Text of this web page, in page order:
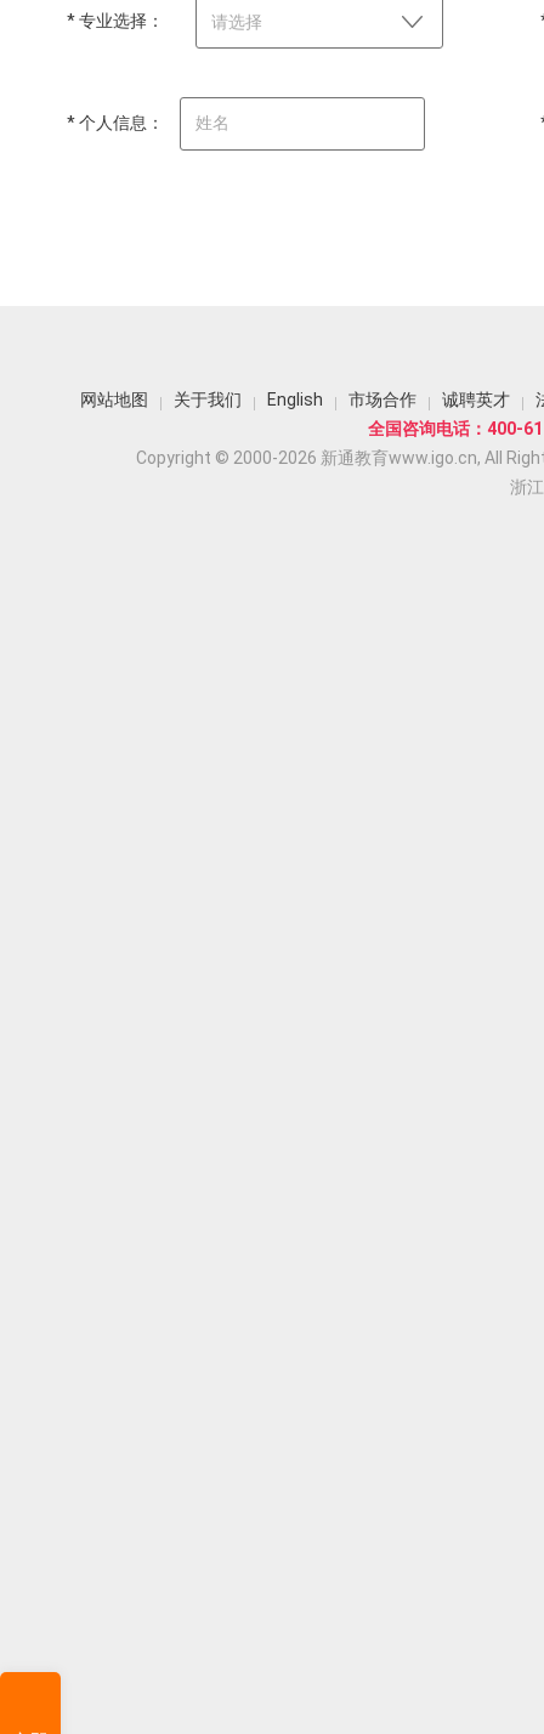
* 专业选择： 请选择
* 个人信息：
网站地图 关于我们 English 市场合作 诚聘英才
全国咨询电话：400-
Copyright © 2000-2026 新通教育www.igo.cn, All
浙